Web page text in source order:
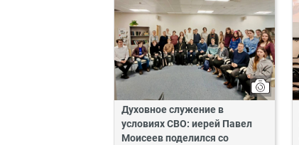
Духовное служение в
условиях СВО: иерей Павел
Моисеев поделился со